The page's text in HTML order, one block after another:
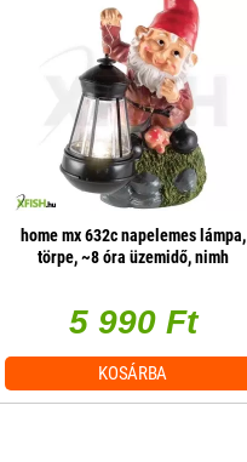
home mx 632c napelemes lámpa,
törpe, ~8 óra üzemidő, nimh
5 990 Ft
KOSÁRBA